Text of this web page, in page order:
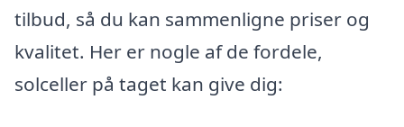
tilbud, så du kan sammenligne priser og
kvalitet. Her er nogle af de fordele,
solceller på taget kan give dig: